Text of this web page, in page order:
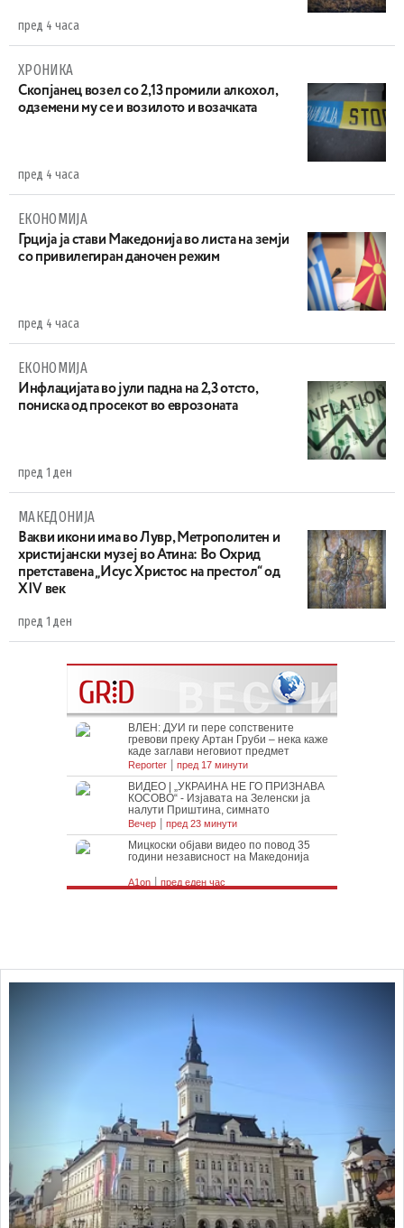
пред 4 часа
ХРОНИКА
Скопјанец возел со 2,13 промили алкохол,
одземени му се и возилото и возачката
пред 4 часа
ЕКОНОМИЈА
Грција ја стави Македонија во листа на земји
со привилегиран даночен режим
пред 4 часа
ЕКОНОМИЈА
Инфлацијата во јули падна на 2,3 отсто,
пониска од просекот во еврозоната
пред 1 ден
МАКЕДОНИЈА
Вакви икони има во Лувр, Метрополитен и
христијански музеј во Атина: Во Охрид
претставена „Исус Христос на престол“ од
XIV век
пред 1 ден